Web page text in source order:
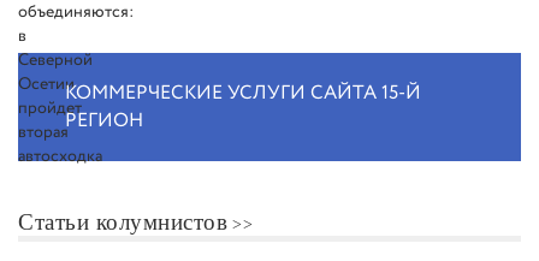
КОММЕРЧЕСКИЕ УСЛУГИ САЙТА 15-Й
РЕГИОН
Статьи колумнистов